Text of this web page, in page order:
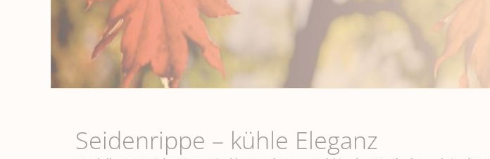
Seidenrippe­ – kühle Eleganz